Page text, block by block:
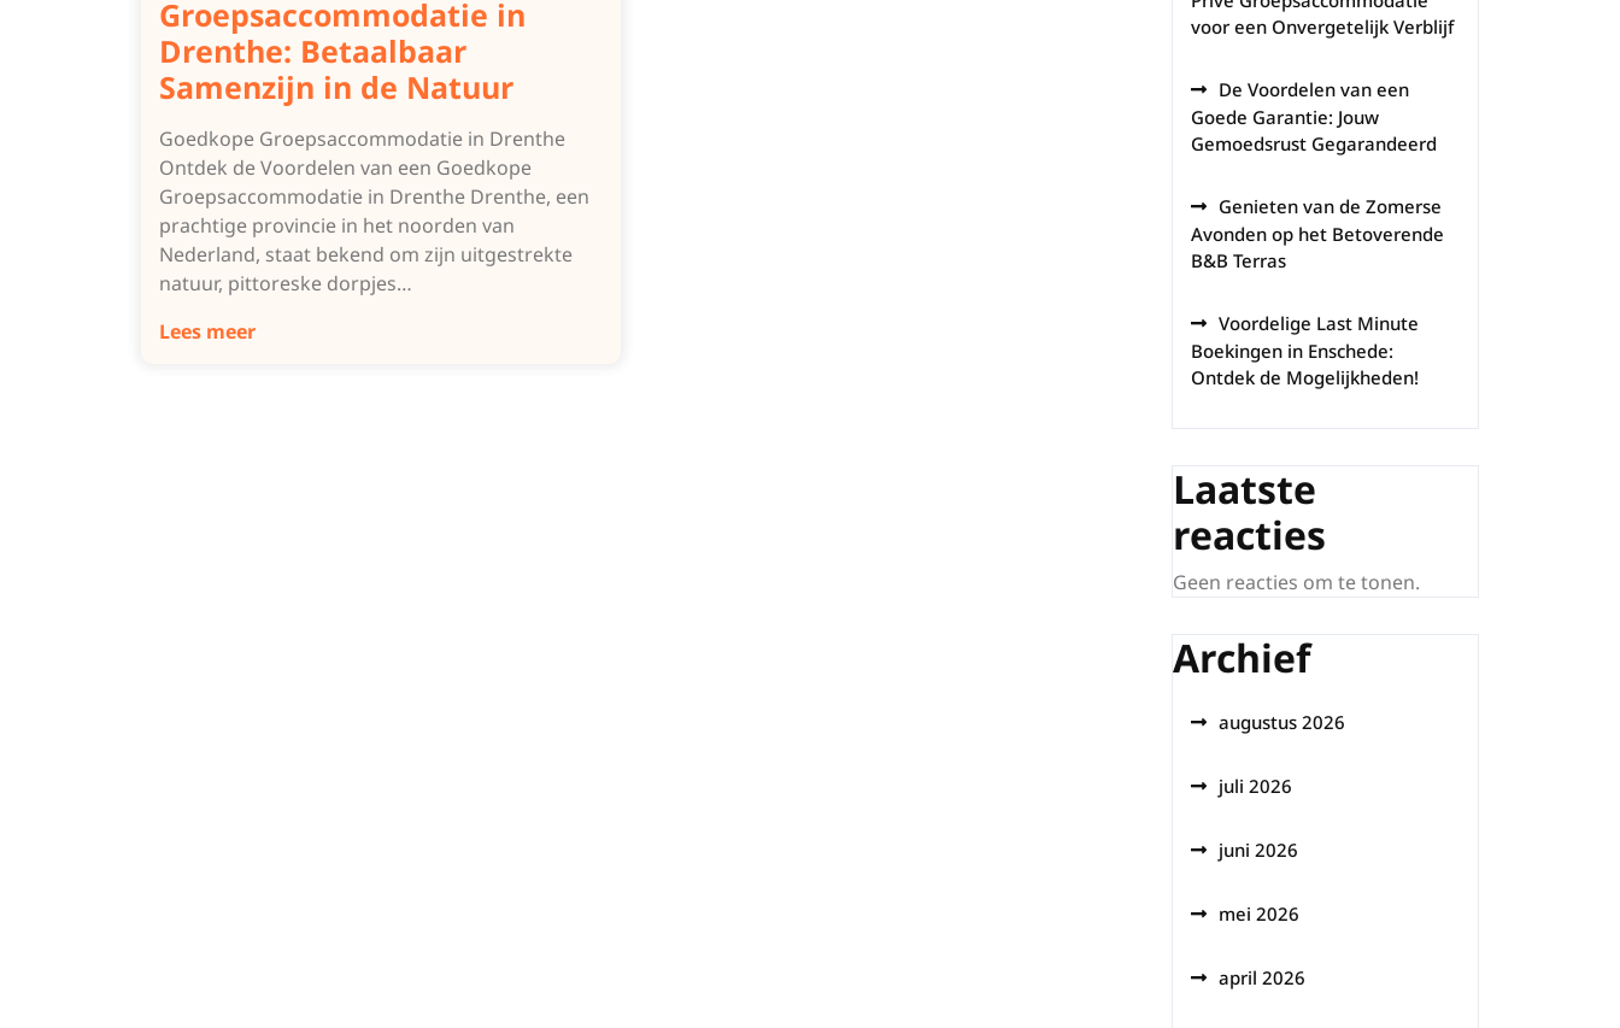
Groepsaccommodatie in
Drenthe: Betaalbaar
Samenzijn in de Natuur
Goedkope Groepsaccommodatie in Drenthe
Ontdek de Voordelen van een Goedkope
Groepsaccommodatie in Drenthe Drenthe, een
prachtige provincie in het noorden van
Nederland, staat bekend om zijn uitgestrekte
natuur, pittoreske dorpjes…
Lees meer
voor een Onvergetelijk Verblijf
De Voordelen van een
Goede Garantie: Jouw
Gemoedsrust Gegarandeerd
Genieten van de Zomerse
Avonden op het Betoverende
B&B Terras
Voordelige Last Minute
Boekingen in Enschede:
Ontdek de Mogelijkheden!
Laatste
reacties
Geen reacties om te tonen.
Archief
augustus 2026
juli 2026
juni 2026
mei 2026
april 2026